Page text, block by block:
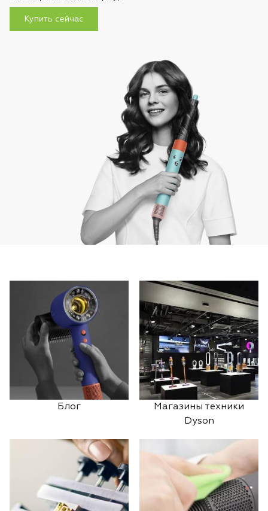
Купить сейчас
Блог
Магазины техники
Dyson